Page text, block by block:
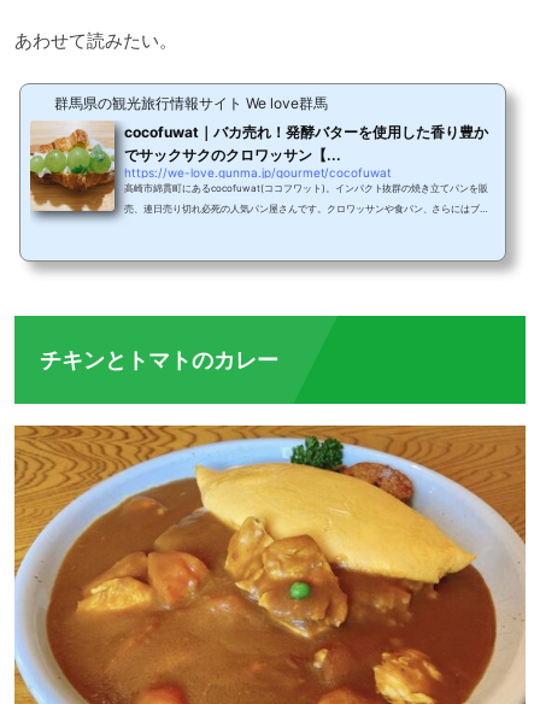
あわせて読みたい。
群馬県の観光旅行情報サイト We love群馬
cocofuwat｜バカ売れ！発酵バターを使用した香り豊か
でサックサクのクロワッサン【...
https://we-love.gunma.jp/gourmet/cocofuwat
高崎市綿貫町にあるcocofuwat(ココフワット)。インパクト抜群の焼き立てパンを販
売、連日売り切れ必死の人気パン屋さんです。クロワッサンや食パン、さらにはブー
らしいパン屋さんです。お邪魔した際は、外待ちでお客さんが並ぶ人気ぶり。期待に
チキンとトマトのカレー